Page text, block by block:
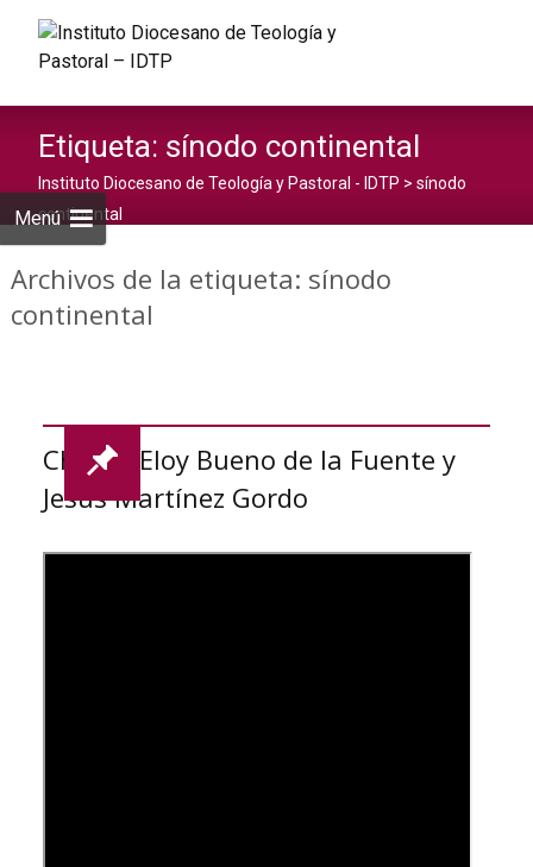
Menú
Etiqueta: sínodo continental
Instituto Diocesano de Teología y Pastoral - IDTP > sínodo
continental
Archivos de la etiqueta: sínodo
continental
Charla: Eloy Bueno de la Fuente y
Jesús Martínez Gordo